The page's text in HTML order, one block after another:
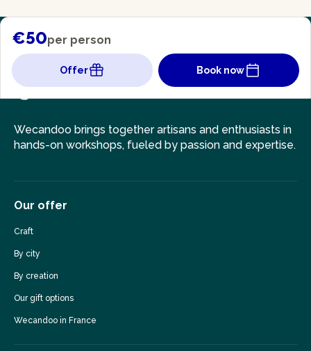
€50per person
Offer Book now
Wecandoo brings together artisans and enthusiasts in
hands-on workshops, fueled by passion and expertise.
Our offer
Craft
By city
By creation
Our gift options
Wecandoo in France